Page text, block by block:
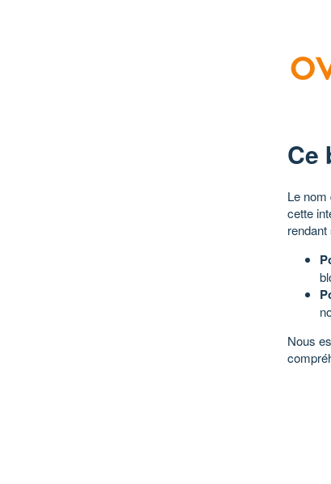
Ce
Le nom
cette
rendant
Nous